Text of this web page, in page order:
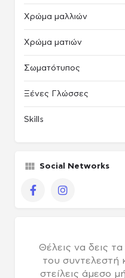
Χρώμα μαλλιών
Χρώμα ματιών
Σωματότυπος
Ξένες Γλώσσες
Skills
Social Networks
Facebook
Θέλεις να δεις τα
του συντελεστή
στείλεις άμεσο